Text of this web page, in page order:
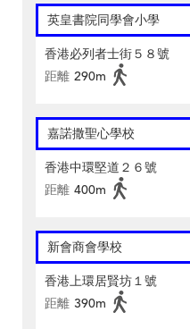
英皇書院同學會小學
香港必列者士街５８號
距離 290m
嘉諾撒聖心學校
香港中環堅道２６號
距離 400m
新會商會學校
香港上環居賢坊１號
距離 390m